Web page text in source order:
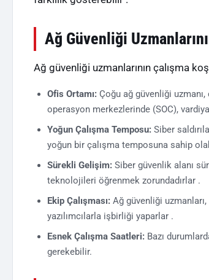
Ağ Güvenliği
Ağ güvenliği uzmanlarının çalışma
Ofis Ortamı: Çoğu ağ güvenliği
operasyon merkezlerinde (SOC),
Yoğun Çalışma Temposu: Siber
yoğun bir çalışma temposuna sahip
Sürekli Gelişim: Siber güvenlik alanı
teknolojileri öğrenmek zorundadırlar .
Ekip Çalışması: Ağ güvenliği
yazılımcılarla işbirliği yaparlar .
Esnek Çalışma Saatleri: Bazı
gerekebilir.